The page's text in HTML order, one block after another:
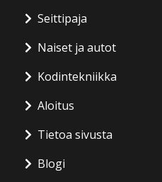
Seittipaja
Naiset ja autot
Kodintekniikka
Aloitus
Tietoa sivusta
Blogi